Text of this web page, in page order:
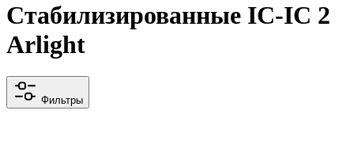
Стабилизированные IC-IC 2
Arlight
Фильтры